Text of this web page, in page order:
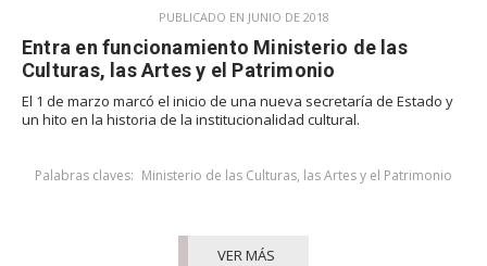
PUBLICADO EN JUNIO DE 2018
Entra en funcionamiento Ministerio de las
Culturas, las Artes y el Patrimonio
El 1 de marzo marcó el inicio de una nueva secretaría de Estado y
un hito en la historia de la institucionalidad cultural.
Palabras claves: Ministerio de las Culturas, las Artes y el Patrimonio
VER MÁS